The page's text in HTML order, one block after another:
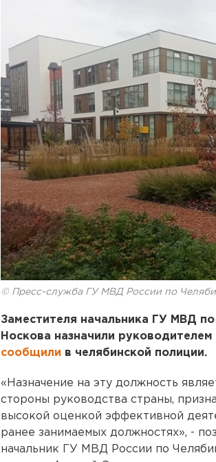
© Пресс-служба ГУ МВД России по
Заместителя начальника ГУ МВД
Носкова назначили
сообщили в челябинской полиции.
«Назначение на эту должность
стороны руководства страны,
высокой оценкой эффективной
ранее занимаемых должностях», -
начальник ГУ МВД России по